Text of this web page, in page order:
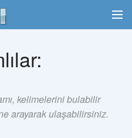
kelimelerini bulabilir
arayarak ulaşabilirsiniz.